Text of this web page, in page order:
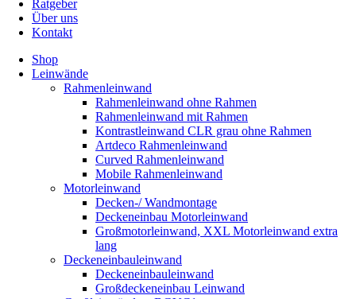
Ratgeber
Über uns
Kontakt
Shop
Leinwände
Rahmenleinwand
Rahmenleinwand ohne Rahmen
Rahmenleinwand mit Rahmen
Kontrastleinwand CLR grau ohne Rahmen
Artdeco Rahmenleinwand
Curved Rahmenleinwand
Mobile Rahmenleinwand
Motorleinwand
Decken-/ Wandmontage
Deckeneinbau Motorleinwand
Großmotorleinwand, XXL Motorleinwand extra
lang
Deckeneinbauleinwand
Deckeneinbauleinwand
Großdeckeneinbau Leinwand